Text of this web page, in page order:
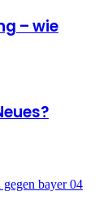
– wie